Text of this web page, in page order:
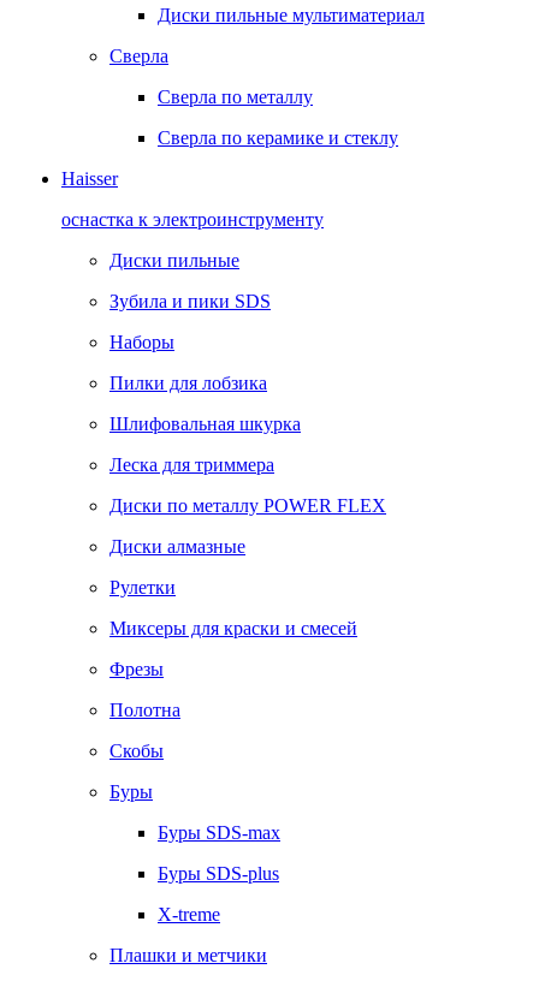
Диски пильные мультиматериал
Сверла
Сверла по металлу
Сверла по керамике и стеклу
Haisser
оснастка к электроинструменту
Диски пильные
Зубила и пики SDS
Наборы
Пилки для лобзика
Шлифовальная шкурка
Леска для триммера
Диски по металлу POWER FLEX
Диски алмазные
Рулетки
Миксеры для краски и смесей
Фрезы
Полотна
Скобы
Буры
Буры SDS-max
Буры SDS-plus
X-treme
Плашки и метчики